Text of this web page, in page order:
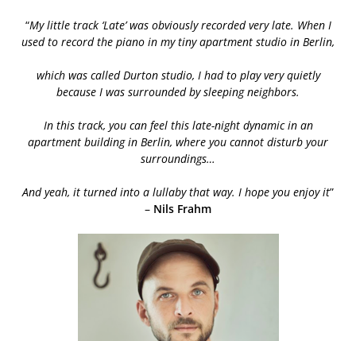
“My little track ‘Late’ was obviously recorded very late. When I
used to record the piano in my tiny apartment studio in Berlin,
which was called Durton studio, I had to play very quietly
because I was surrounded by sleeping neighbors.
In this track, you can feel this late-night dynamic in an
apartment building in Berlin, where you cannot disturb your
surroundings…
And yeah, it turned into a lullaby that way. I hope you enjoy it”
– Nils Frahm